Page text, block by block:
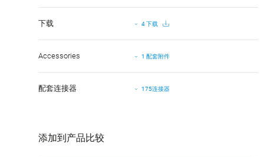
下载 4 下载
Accessories 1 配套附件
配套连接器 175连接器
添加到产品比较